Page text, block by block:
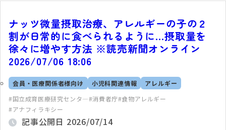
ナッツ微量摂取治療、アレルギーの子の２
割が日常的に食べられるように…摂取量を
徐々に増やす方法 ※読売新聞オンライン
2026/07/06 18:06
会員・医療関係者様向け 小児科関連情報
アレルギー
国立成育医療研究センタ― 消費者庁 食物アレルギー
アナフィラキシー
記事公開日 2026/07/14